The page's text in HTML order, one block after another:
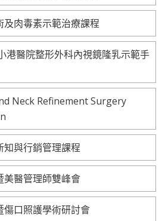
及肉毒素示範治療課程
港醫院整形外科內視鏡隆乳示範手
Neck Refinement Surgery
知與行銷管理課程
美醫管理師雙峰會
傷口照護學術研討會